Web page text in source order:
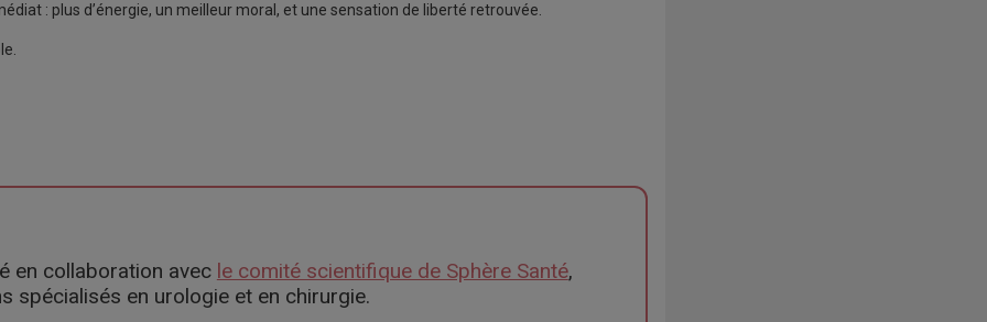
: plus d’énergie, un meilleur moral, et une sensation de liberté retrouvée.
en collaboration avec le comité scientifique de Sphère Santé,
spécialisés en urologie et en chirurgie.